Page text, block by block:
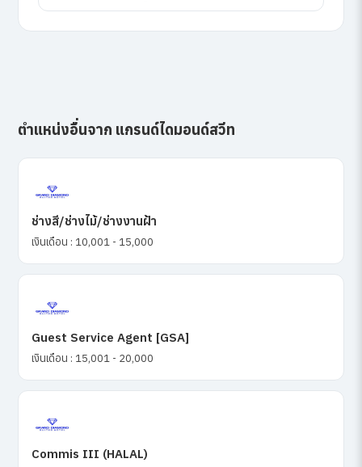
ตำแหน่งอื่นจาก แกรนด์ไดมอนด์สวีท
ช่างสี/ช่างไม้/ช่างงานฝ้า
เงินเดือน : 10,001 - 15,000
Guest Service Agent [GSA]
เงินเดือน : 15,001 - 20,000
Commis III (HALAL)